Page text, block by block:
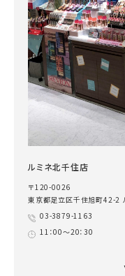
ルミネ北千住店
〒120-0026
東京都足立区千住旭町42-2
03-3879-1163
11：00～20：30